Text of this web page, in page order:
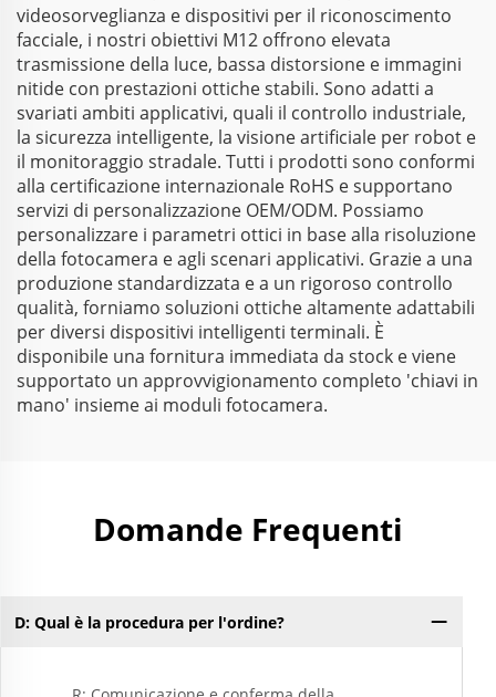
videosorveglianza e dispositivi per il riconoscimento
facciale, i nostri obiettivi M12 offrono elevata
trasmissione della luce, bassa distorsione e immagini
nitide con prestazioni ottiche stabili. Sono adatti a
svariati ambiti applicativi, quali il controllo industriale,
la sicurezza intelligente, la visione artificiale per robot e
il monitoraggio stradale. Tutti i prodotti sono conformi
alla certificazione internazionale RoHS e supportano
servizi di personalizzazione OEM/ODM. Possiamo
personalizzare i parametri ottici in base alla risoluzione
della fotocamera e agli scenari applicativi. Grazie a una
produzione standardizzata e a un rigoroso controllo
qualità, forniamo soluzioni ottiche altamente adattabili
per diversi dispositivi intelligenti terminali. È
disponibile una fornitura immediata da stock e viene
supportato un approvvigionamento completo 'chiavi in
mano' insieme ai moduli fotocamera.
Domande Frequenti
D: Qual è la procedura per l'ordine?